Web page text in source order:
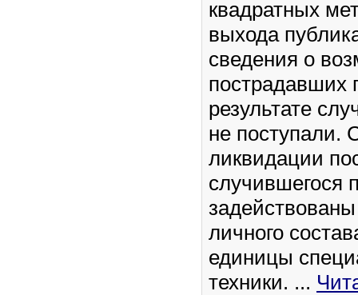
квадратных
выхода
сведения о
пострадавших
результате
не поступали.
ликвидации
случившегося
личного
единицы
техники. ...